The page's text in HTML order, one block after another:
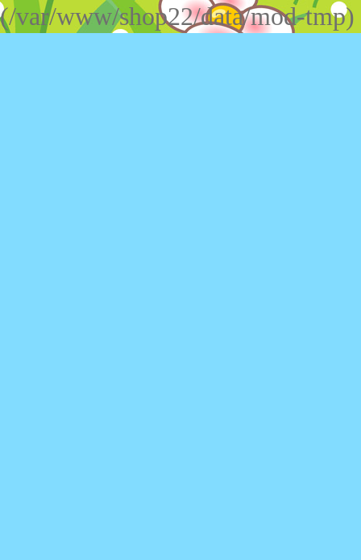
(/var/www/shop22/data/mod-